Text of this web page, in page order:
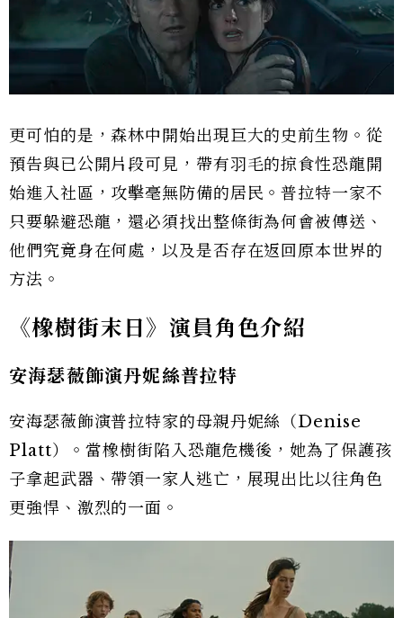
更可怕的是，森林中開始出現巨大的史前生物。從
預告與已公開片段可見，帶有羽毛的掠食性恐龍開
始進入社區，攻擊毫無防備的居民。普拉特一家不
只要躲避恐龍，還必須找出整條街為何會被傳送、
他們究竟身在何處，以及是否存在返回原本世界的
方法。
《橡樹街末日》演員角色介紹
安海瑟薇飾演丹妮絲普拉特
安海瑟薇飾演普拉特家的母親丹妮絲（Denise
Platt）。當橡樹街陷入恐龍危機後，她為了保護孩
子拿起武器、帶領一家人逃亡，展現出比以往角色
更強悍、激烈的一面。